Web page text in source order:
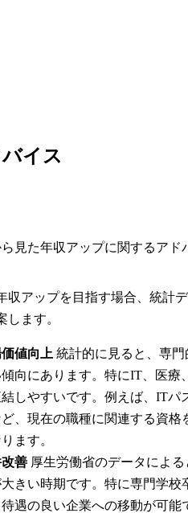
イス
見た年収アップに関するアド
収アップを目指す場合、統計
ます。
値向上 統計的に見ると、専門
向にあります。特にIT、医療
しやすいです。例えば、ITパ
、現在の職種に関連する資格
ます。
善 厚生労働省のデータによる
きい時期です。特に専門学校
遇の良い企業への移動が可能